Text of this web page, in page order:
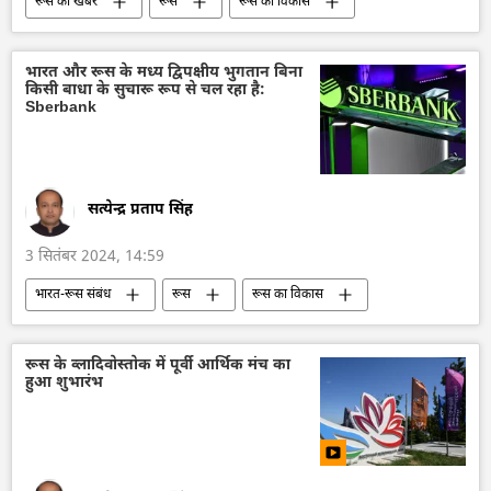
व्लादिमीर पुतिन
आर्थिक वृद्धि दर
वैश्विक आर्थिक स्थिरता
राजनीतिक और आर्थिक स्वतंत्रता
पूर्वी आर्थिक मंच
भारत और रूस के मध्य द्विपक्षीय भुगतान बिना
किसी बाधा के सुचारू रूप से चल रहा है:
Sberbank
सत्येन्द्र प्रताप सिंह
3 सितंबर 2024, 14:59
भारत-रूस संबंध रूस
रूस का विकास
द्विपक्षीय व्यापार
द्विपक्षीय रिश्ते
व्यापार गलियारा
रुपया-रूबल व्यापार
राष्ट्रीय मुद्राओं में व्यापार
रूस के व्लादिवोस्तोक में पूर्वी आर्थिक मंच का
हुआ शुभारंभ